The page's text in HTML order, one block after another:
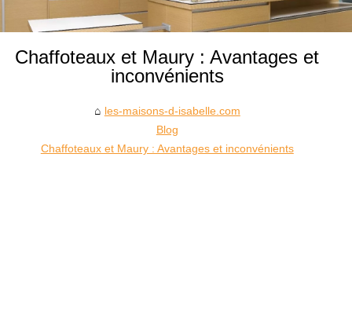
Chaffoteaux et Maury : Avantages et
inconvénients
les-maisons-d-isabelle.com
Blog
Chaffoteaux et Maury : Avantages et inconvénients